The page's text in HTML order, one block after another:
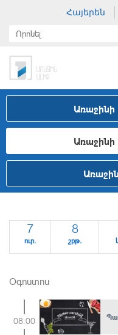
Հայերեն
Առաջինի
7
ուր.
8
շբթ.
Օգոստոս
08:00